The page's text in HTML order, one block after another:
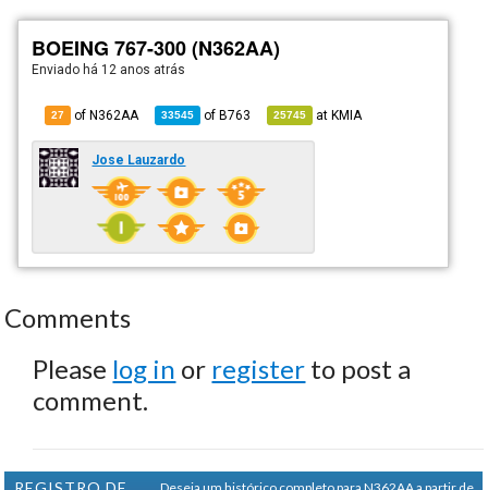
BOEING 767-300 (N362AA)
Enviado há 12 anos atrás
27 of N362AA 33545 ofB763 25745 atKMIA
Jose Lauzardo
Comments
Please log in or register to post a
comment.